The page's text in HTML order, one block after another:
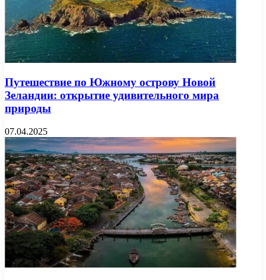
Путешествие по Южному острову Новой
Зеландии: открытие удивительного мира
природы
07.04.2025